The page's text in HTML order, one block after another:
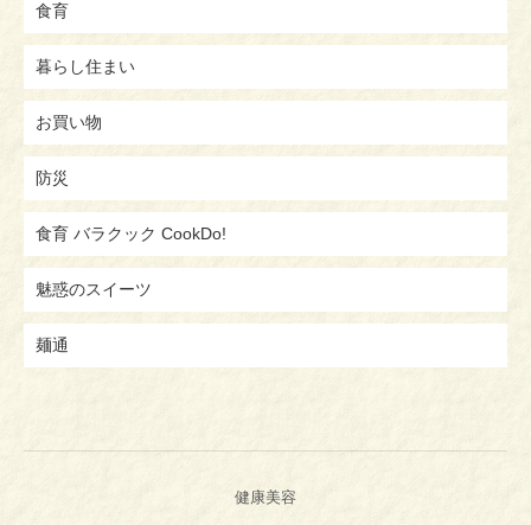
食育
暮らし住まい
お買い物
防災
食育 バラクック CookDo!
魅惑のスイーツ
麺通
健康美容